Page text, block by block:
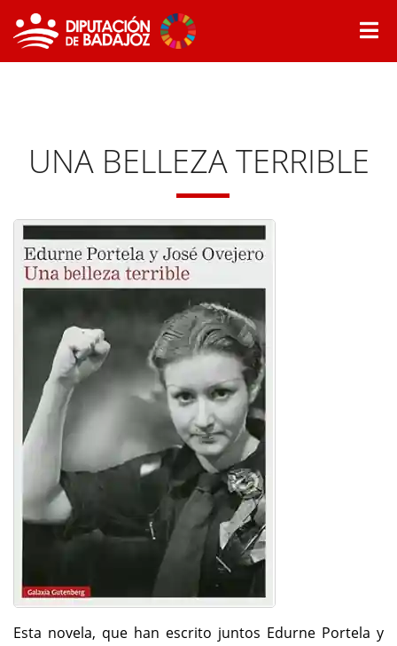
UNA BELLEZA TERRIBLE
Esta novela, que han escrito juntos Edurne Portela y